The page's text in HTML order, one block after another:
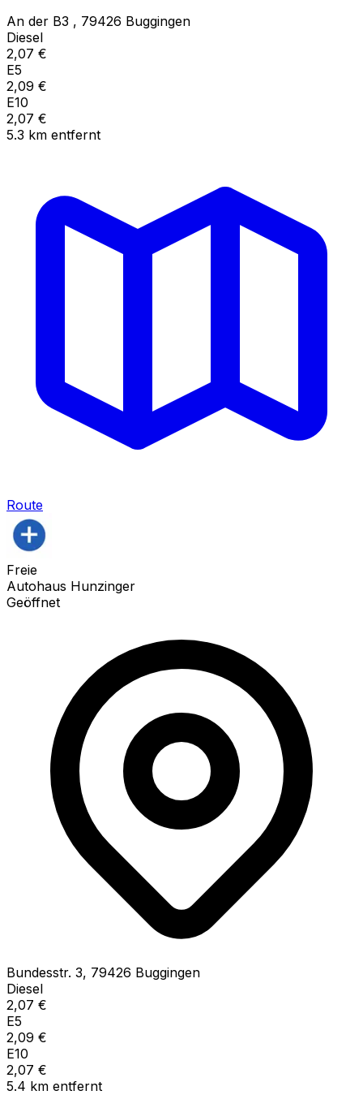
An der B3 , 79426 Buggingen
Diesel
2,07 €
E5
2,09 €
E10
2,07 €
5.3 km entfernt
Route
Freie
Autohaus Hunzinger
Geöffnet
Bundesstr. 3, 79426 Buggingen
Diesel
2,07 €
E5
2,09 €
E10
2,07 €
5.4 km entfernt